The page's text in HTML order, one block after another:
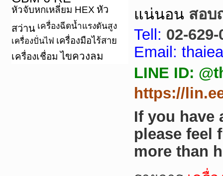
หัวจับหกเหลี่ยม HEX หัว
สว่าน เครื่องฉีดน้ำแรงดันสูง
เครื่องปั่นไฟ เครื่องมือไร้สาย
เครื่องเชื่อม ไขควงลม
แน่นอน สอบ
Tell: 02-629-
Email:
LINE ID:
https://
If you have
please feel
more than